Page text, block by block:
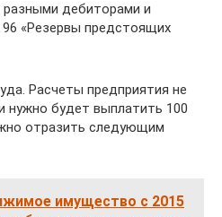
дебиторами и
«Резервы предстоящих
Расчеты предприятия не
нужно будет выплатить 100
отразить следующим
имущество с 2015